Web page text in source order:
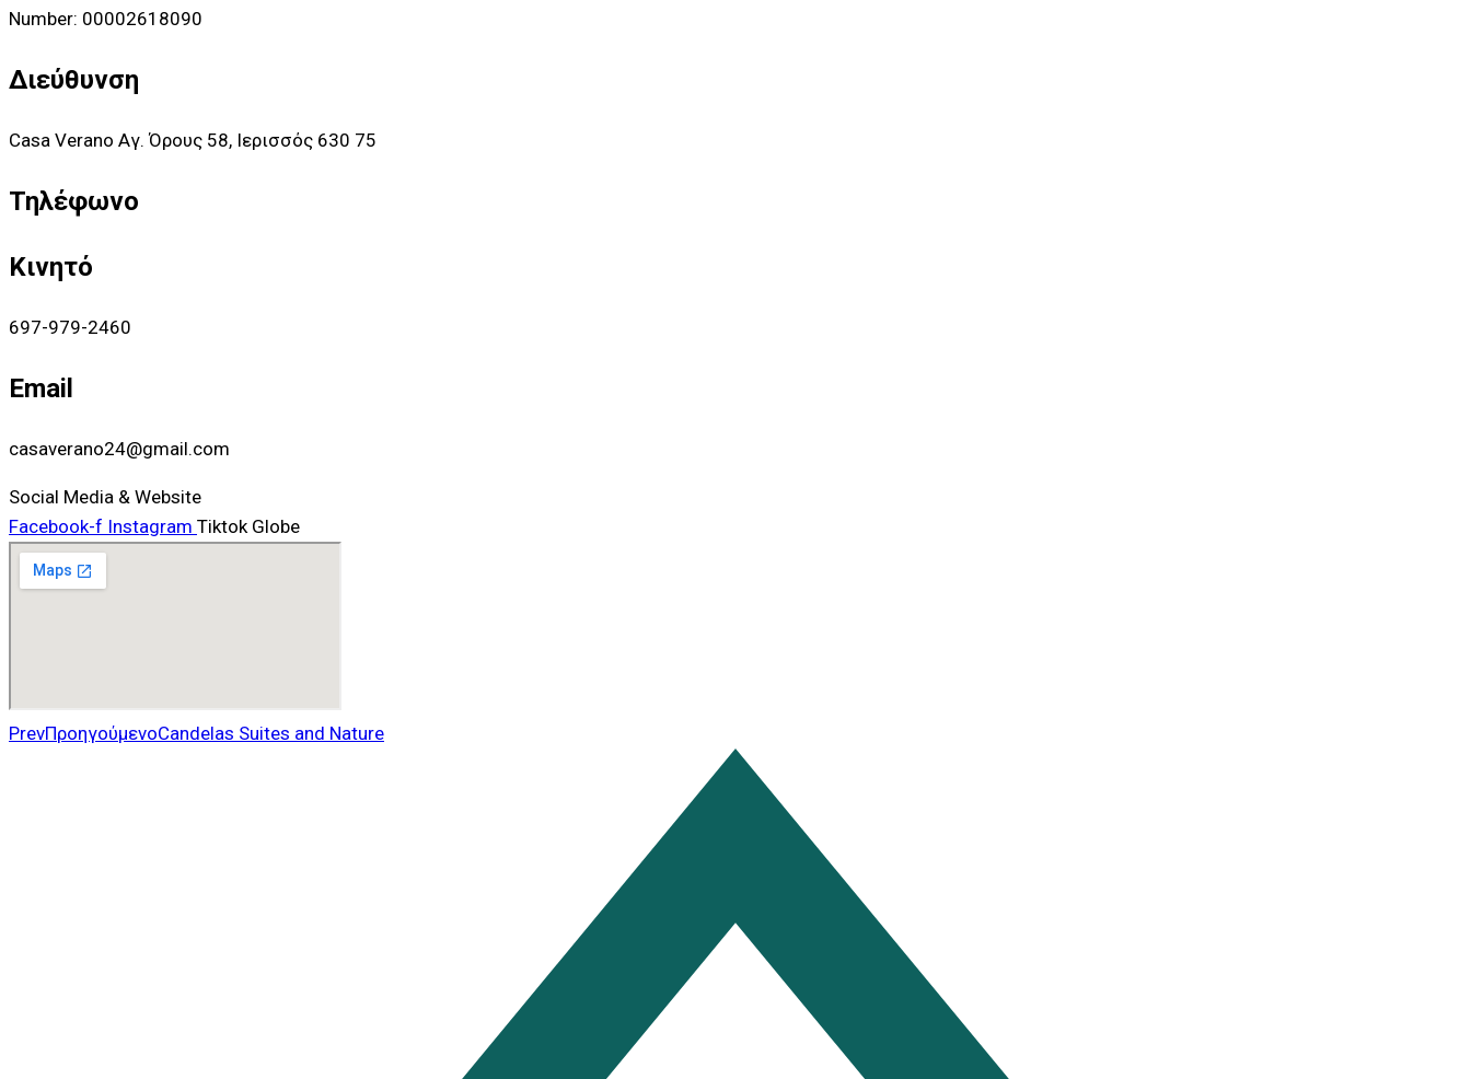
Number: 00002618090
Διεύθυνση
Casa Verano Αγ. Όρους 58, Ιερισσός 630 75
Τηλέφωνο
Κινητό
697-979-2460
Email
casaverano24@gmail.com
Social Media & Website
Facebook-f Instagram Tiktok Globe
PrevΠροηγούμενοCandelas Suites and Nature